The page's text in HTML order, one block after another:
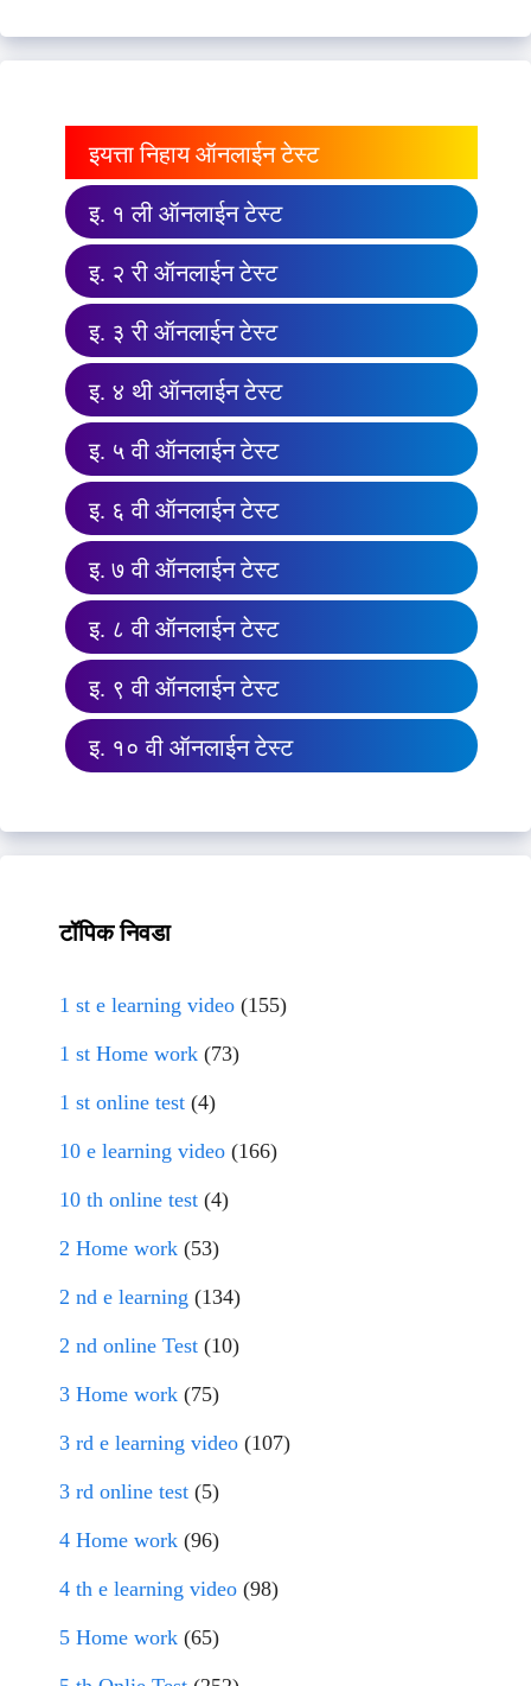
इयत्ता निहाय ऑनलाईन टेस्ट
इ. १ ली ऑनलाईन टेस्ट
इ. २ री ऑनलाईन टेस्ट
इ. ३ री ऑनलाईन टेस्ट
इ. ४ थी ऑनलाईन टेस्ट
इ. ५ वी ऑनलाईन टेस्ट
इ. ६ वी ऑनलाईन टेस्ट
इ. ७ वी ऑनलाईन टेस्ट
इ. ८ वी ऑनलाईन टेस्ट
इ. ९ वी ऑनलाईन टेस्ट
इ. १० वी ऑनलाईन टेस्ट
टॉपिक निवडा
1 st e learning video (155)
1 st Home work (73)
1 st online test (4)
10 e learning video (166)
10 th online test (4)
2 Home work (53)
2 nd e learning (134)
2 nd online Test (10)
3 Home work (75)
3 rd e learning video (107)
3 rd online test (5)
4 Home work (96)
4 th e learning video (98)
5 Home work (65)